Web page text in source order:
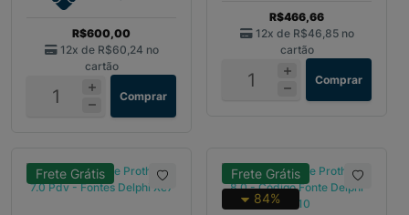
R$600,00
12x de R$60,24 no
cartão
Comprar
R$466,66
12x de R$46,85 no
cartão
Comprar
Frete Grátis
Frete Grátis
84%